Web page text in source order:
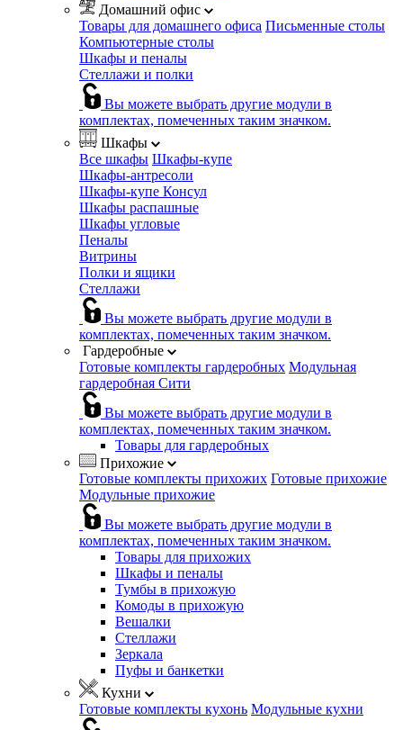
Домашний офис
Товары для домашнего офиса Письменные столы
Компьютерные столы
Шкафы и пеналы
Стеллажи и полки
Вы можете выбрать другие модули в
комплектах, помеченных таким значком.
Шкафы
Все шкафы Шкафы-купе
Шкафы-антресоли
Шкафы-купе Консул
Шкафы распашные
Шкафы угловые
Пеналы
Витрины
Полки и ящики
Стеллажи
Вы можете выбрать другие модули в
комплектах, помеченных таким значком.
Гардеробные
Готовые комплекты гардеробных Модульная
гардеробная Сити
Вы можете выбрать другие модули в
комплектах, помеченных таким значком.
Товары для гардеробных
Прихожие
Готовые комплекты прихожих Готовые прихожие
Модульные прихожие
Вы можете выбрать другие модули в
комплектах, помеченных таким значком.
Товары для прихожих
Шкафы и пеналы
Тумбы в прихожую
Комоды в прихожую
Вешалки
Стеллажи
Зеркала
Пуфы и банкетки
Кухни
Готовые комплекты кухонь Модульные кухни